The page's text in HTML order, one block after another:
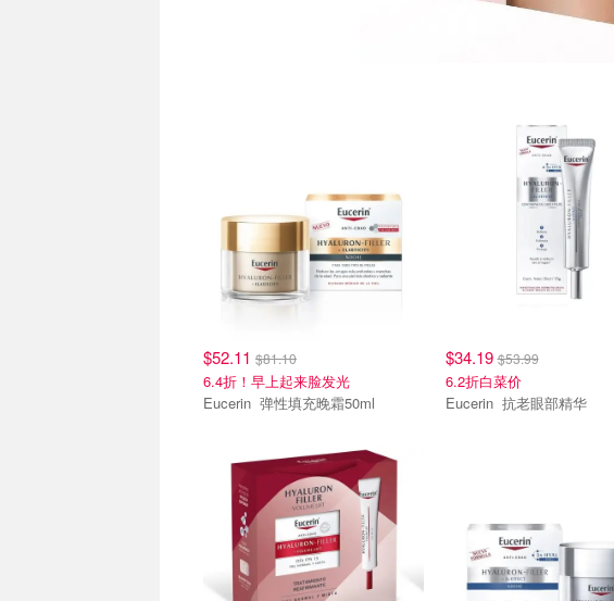
$52.11 $81.10
6.4折！早上起来脸发光
Eucerin 弹性填充晚霜50ml
$34.19$53.99
6.2折白菜价
Eucerin 抗老眼部精华